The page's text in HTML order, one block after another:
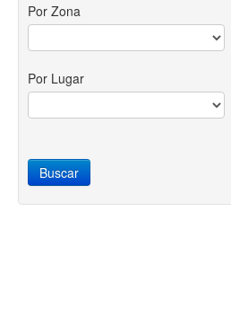
Por Zona
Por Lugar